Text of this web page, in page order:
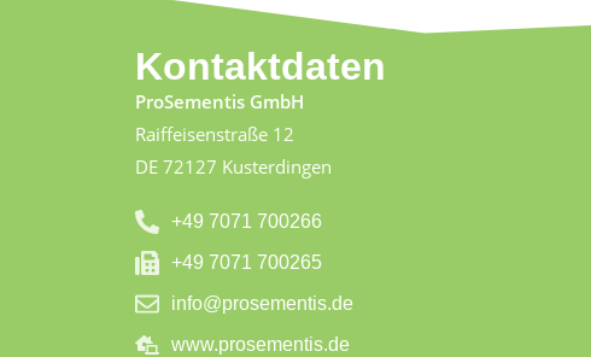
Kontaktdaten
ProSementis GmbH
Raiffeisenstraße 12
DE 72127 Kusterdingen
+49 7071 700266
+49 7071 700265
info@prosementis.de
www.prosementis.de